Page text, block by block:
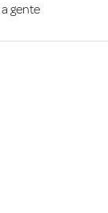
gente